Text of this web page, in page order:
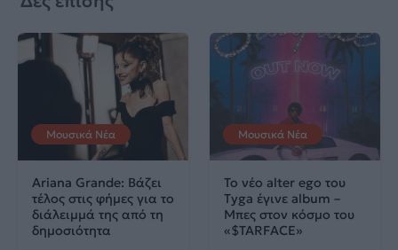
Μουσικά Νέα
Ariana Grande: Βάζει
τέλος στις φήμες για το
διάλειμμά της από τη
δημοσιότητα
Μουσικά Νέα
Το νέο alter ego του
Tyga έγινε album –
Μπες στον κόσμο του
«$TARFACE»